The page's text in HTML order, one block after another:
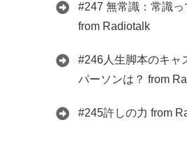
#247 無常識：常識っ
from Radiotalk
#246人生脚本のキャ
パーソンは？ from
#245許しの力 from